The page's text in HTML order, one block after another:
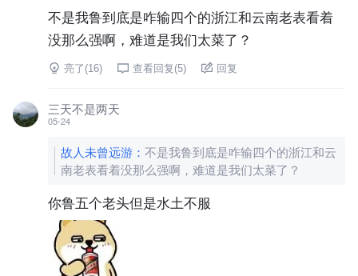
不是我鲁到底是咋输四个的浙江和云南老表看着
没那么强啊，难道是我们太菜了？
亮了(16) 查看回复(5) 回复
三天不是两天
05-24
故人未曾远游 ： 不是我鲁到底是咋输四个的浙江和云
南老表看着没那么强啊，难道是我们太菜了？
你鲁五个老头但是水土不服